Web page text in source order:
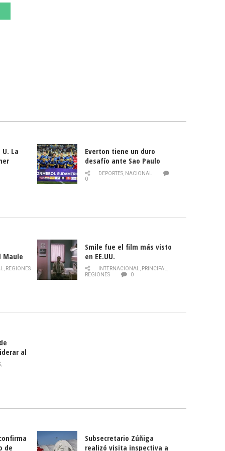
La
Everton tiene un duro
desafío ante Sao Paulo
DEPORTES, NACIONAL
0
Maule
de la
, REGIONES
Smile fue el film más visto
en EE.UU.
INTERNACIONAL, PRINCIPAL,
REGIONES
0
al
,
de
Subsecretario Zúñiga
realizó visita inspectiva a